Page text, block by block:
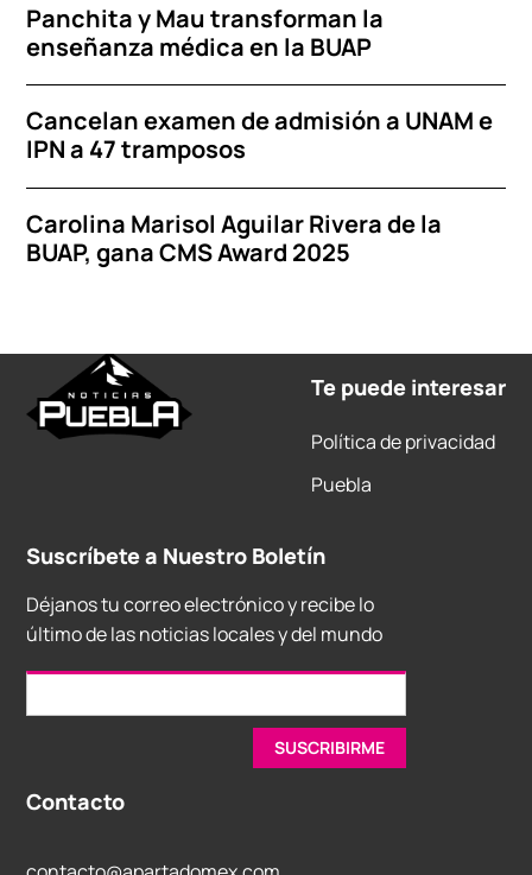
Panchita y Mau transforman la
enseñanza médica en la BUAP
Cancelan examen de admisión a UNAM e
IPN a 47 tramposos
Carolina Marisol Aguilar Rivera de la
BUAP, gana CMS Award 2025
Te puede interesar
Política de privacidad
Puebla
Suscríbete a Nuestro Boletín
Déjanos tu correo electrónico y recibe lo
último de las noticias locales y del mundo
Contacto